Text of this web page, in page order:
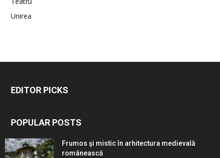
Unirea
EDITOR PICKS
POPULAR POSTS
Frumos şi mistic în arhitectura medievală
românească